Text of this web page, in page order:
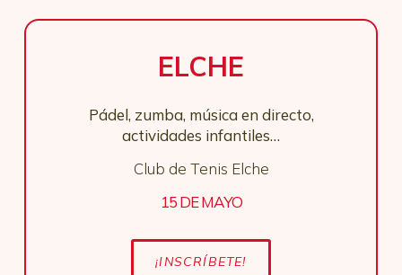
ELCHE
Pádel, zumba, música en directo,
actividades infantiles…
Club de Tenis Elche
15 DE MAYO
¡INSCRÍBETE!